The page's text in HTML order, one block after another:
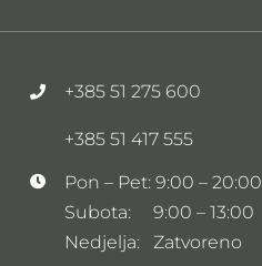
+385 51 275 600
+385 51 417 555
Pon – Pet: 9:00 – 20:00
Subota: 9:00 – 13:00
Nedjelja: Zatvoreno